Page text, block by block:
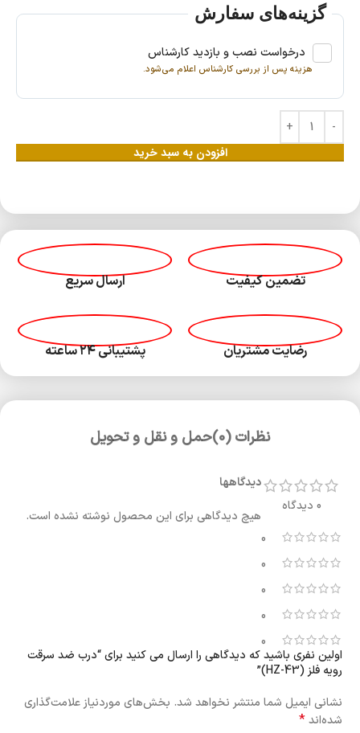
گزینه‌های سفارش
درخواست نصب و بازدید کارشناس
هزینه پس از بررسی کارشناس اعلام می‌شود.
افزودن به سبد خرید
تضمین کیفیت ارسال سریع
رضایت مشتریان پشتیبانی ۲۴ ساعته
نظرات (0) حمل و نقل و تحویل
0 دیدگاه
0
0
0
0
0
دیدگاهها
هیچ دیدگاهی برای این محصول نوشته نشده است.
اولین نفری باشید که دیدگاهی را ارسال می کنید برای “درب ضد سرقت
رویه فلز (HZ-43)”
نشانی ایمیل شما منتشر نخواهد شد. بخش‌های موردنیاز علامت‌گذاری
شده‌اند*